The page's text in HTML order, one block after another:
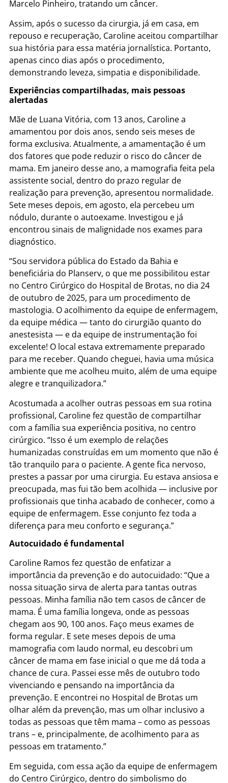
Marcelo Pinheiro, tratando um câncer.
Assim, após o sucesso da cirurgia, já em casa, em
repouso e recuperação, Caroline aceitou compartilhar
sua história para essa matéria jornalística. Portanto,
apenas cinco dias após o procedimento,
demonstrando leveza, simpatia e disponibilidade.
Experiências compartilhadas, mais pessoas
alertadas
Mãe de Luana Vitória, com 13 anos, Caroline a
amamentou por dois anos, sendo seis meses de
forma exclusiva. Atualmente, a amamentação é um
dos fatores que pode reduzir o risco do câncer de
mama. Em janeiro desse ano, a mamografia feita pela
assistente social, dentro do prazo regular de
realização para prevenção, apresentou normalidade.
Sete meses depois, em agosto, ela percebeu um
nódulo, durante o autoexame. Investigou e já
encontrou sinais de malignidade nos exames para
diagnóstico.
“Sou servidora pública do Estado da Bahia e
beneficiária do Planserv, o que me possibilitou estar
no Centro Cirúrgico do Hospital de Brotas, no dia 24
de outubro de 2025, para um procedimento de
mastologia. O acolhimento da equipe de enfermagem,
da equipe médica — tanto do cirurgião quanto do
anestesista — e da equipe de instrumentação foi
excelente! O local estava extremamente preparado
para me receber. Quando cheguei, havia uma música
ambiente que me acolheu muito, além de uma equipe
alegre e tranquilizadora.”
Acostumada a acolher outras pessoas em sua rotina
profissional, Caroline fez questão de compartilhar
com a família sua experiência positiva, no centro
cirúrgico. “Isso é um exemplo de relações
humanizadas construídas em um momento que não é
tão tranquilo para o paciente. A gente fica nervoso,
prestes a passar por uma cirurgia. Eu estava ansiosa e
preocupada, mas fui tão bem acolhida — inclusive por
profissionais que tinha acabado de conhecer, como a
equipe de enfermagem. Esse conjunto fez toda a
diferença para meu conforto e segurança.”
Autocuidado é fundamental
Caroline Ramos fez questão de enfatizar a
importância da prevenção e do autocuidado: “Que a
nossa situação sirva de alerta para tantas outras
pessoas. Minha família não tem casos de câncer de
mama. É uma família longeva, onde as pessoas
chegam aos 90, 100 anos. Faço meus exames de
forma regular. E sete meses depois de uma
mamografia com laudo normal, eu descobri um
câncer de mama em fase inicial o que me dá toda a
chance de cura. Passei esse mês de outubro todo
vivenciando e pensando na importância da
prevenção. E encontrei no Hospital de Brotas um
olhar além da prevenção, mas um olhar inclusivo a
todas as pessoas que têm mama – como as pessoas
trans – e, principalmente, de acolhimento para as
pessoas em tratamento.”
Em seguida, com essa ação da equipe de enfermagem
do Centro Cirúrgico, dentro do simbolismo do